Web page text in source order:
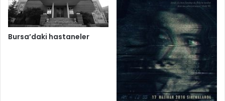
Bursa’daki hastaneler